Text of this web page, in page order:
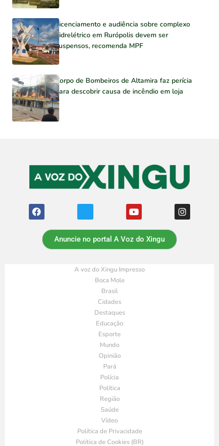
Licenciamento e audiência sobre complexo
hidrelétrico em Rurópolis devem ser
suspensos, recomenda MPF
Corpo de Bombeiros de Altamira faz perícia
para descobrir causa de incêndio em loja
Anuncie no portal A Voz do Xingu
A voz do Xingu Impresso
Boca Mole
Brasil
Cidades
Destaques
Educação
Esporte
Mundo
Opinião
Pará
Polícia
Política
Região
Saúde
Vídeo
Política de Privacidade
Política de Cookies (BR)